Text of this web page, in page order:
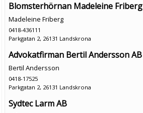
Blomsterhörnan Madeleine Friberg
Madeleine Friberg
0418-436111
Parkgatan 2, 26131 Landskrona
Advokatfirman Bertil Andersson AB
Bertil Andersson
0418-17525
Parkgatan 2, 26131 Landskrona
Sydtec Larm AB